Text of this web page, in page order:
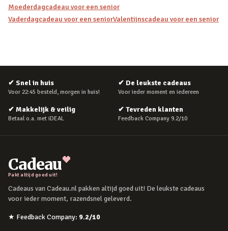
Moederdagcadeau voor een senior
Vaderdagcadeau voor een seniorValentijnscadeau voor een senior
✔ Snel in huis
Voor 22:45 besteld, morgen in huis!
✔ De leukste cadeaus
Voor ieder moment en iedereen
✔ Makkelijk & veilig
Betaal o.a. met iDEAL
✔ Tevreden klanten
Feedback Company 9.2/10
Cadeau
Pakt altijd goed uit!
Cadeaus van Cadeau.nl pakken altijd goed uit! De leukste cadeaus
voor ieder moment, razendsnel geleverd.
★ Feedback Company: 9.2/10